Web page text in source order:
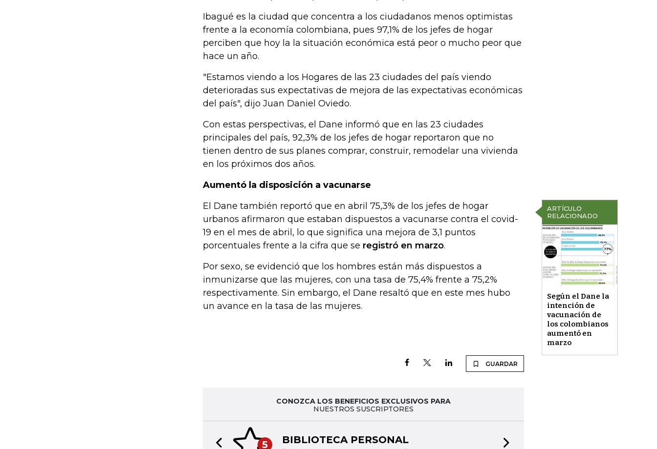
Ibagué es la ciudad que concentra a los ciudadanos menos optimistas
frente a la economía colombiana, pues 97,1% de los jefes de hogar
perciben que hoy la la situación económica está peor o mucho peor que
hace un año.
"Estamos viendo a los Hogares de las 23 ciudades del país viendo
deterioradas sus expectativas de mejora de las expectativas económicas
del país", dijo Juan Daniel Oviedo.
Con estas perspectivas, el Dane informó que en las 23 ciudades
principales del país, 92,3% de los jefes de hogar reportaron que no
tienen dentro de sus planes comprar, construir, remodelar una vivienda
en los próximos dos años.
Aumentó la disposición a vacunarse
ARTÍCULO
RELACIONADO
Según el Dane la
intención de
vacunación de
los colombianos
aumentó en
marzo
El Dane también reportó que en abril 75,3% de los jefes de hogar
urbanos afirmaron que estaban dispuestos a vacunarse contra el covid-
19 en el mes de abril, lo que significa una mejora de 3,1 puntos
porcentuales frente a la cifra que se registró en marzo.
Por sexo, se evidenció que los hombres están más dispuestos a
inmunizarse que las mujeres, con una tasa de 75,4% frente a 75,2%
respectivamente. Sin embargo, el Dane resaltó que en este mes hubo
un avance en la tasa de las mujeres.
GUARDAR
CONOZCA LOS BENEFICIOS EXCLUSIVOS PARA
NUESTROS SUSCRIPTORES
5 BIBLIOTECA PERSONAL